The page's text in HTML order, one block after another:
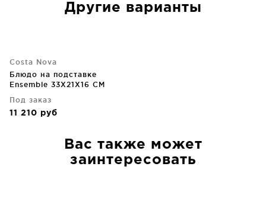
Другие варианты
Costa Nova
Блюдо на подставке
Ensemble 33X21X16 CM
Под заказ
11 210 руб
Вас также может
заинтересовать